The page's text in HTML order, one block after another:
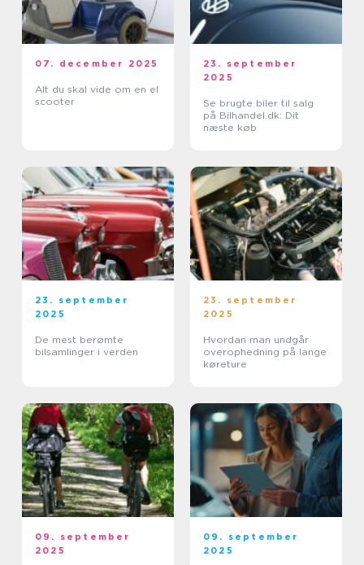
07. december 2025
Alt du skal vide om en el
scooter
23. september
2025
Se brugte biler til salg
på Bilhandel.dk: Dit
næste køb
23. september
2025
De mest berømte
bilsamlinger i verden
23. september
2025
Hvordan man undgår
overophedning på lange
køreture
09. september
2025
09. september
2025